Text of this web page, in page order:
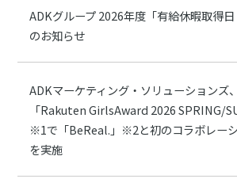
ADKグループ 2026年度「有給休暇取得日
のお知らせ
ADKマーケティング・ソリューションズ、
「Rakuten GirlsAward 2026 SPRING/
※1で「BeReal.」※2と初のコラボレー
を実施